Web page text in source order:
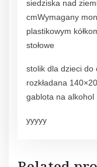
siedziska nad
cmWymagany
plastikowym
stołowe
stolik dla dzieci do
rozkładana
gablota na alkohol
yyyyy